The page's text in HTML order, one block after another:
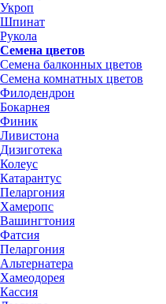
Укроп
Шпинат
Рукола
Семена цветов
Семена балконных цветов
Семена комнатных цветов
Филодендрон
Бокарнея
Финик
Ливистона
Дизиготека
Колеус
Катарантус
Пеларгония
Хамеропс
Вашингтония
Фатсия
Пеларгония
Альтернатера
Хамеодорея
Кассия